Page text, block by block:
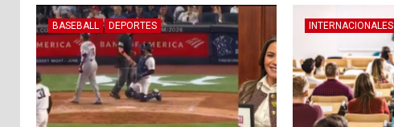
BASEBALL DEPORTES INTERNACIONALES